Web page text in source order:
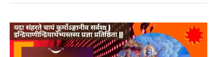
Revealed!
The